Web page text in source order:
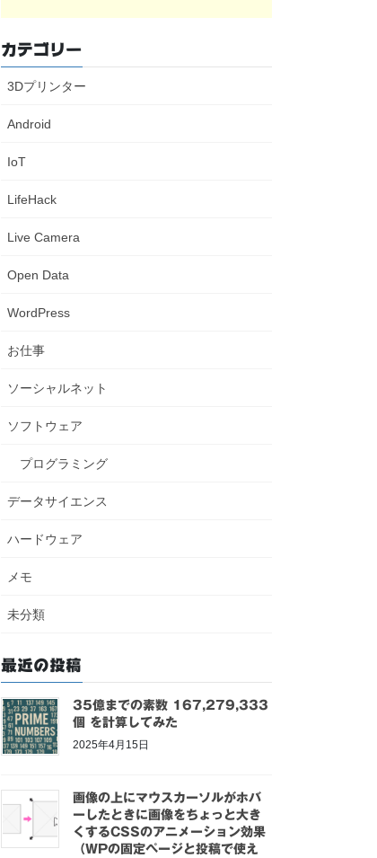
カテゴリー
3Dプリンター
Android
IoT
LifeHack
Live Camera
Open Data
WordPress
お仕事
ソーシャルネット
ソフトウェア
プログラミング
データサイエンス
ハードウェア
メモ
未分類
最近の投稿
35億までの素数 167,279,333
個 を計算してみた
2025年4月15日
画像の上にマウスカーソルがホバ
ーしたときに画像をちょっと大き
くするCSSのアニメーション効果
（WPの固定ページと投稿で使え